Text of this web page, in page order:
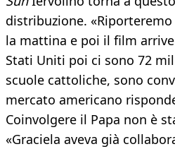
distribuzione.
la mattina e poi il film
Stati Uniti poi ci sono 72
scuole cattoliche, sono
mercato americano
Coinvolgere il Papa non è
«Graciela aveva già